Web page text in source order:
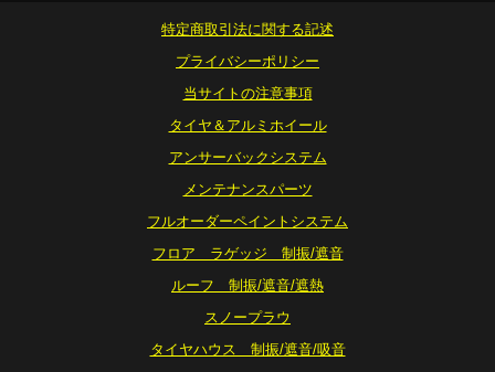
特定商取引法に関する記述
プライバシーポリシー
当サイトの注意事項
タイヤ＆アルミホイール
アンサーバックシステム
メンテナンスパーツ
フルオーダーペイントシステム
フロア ラゲッジ 制振/遮音
ルーフ 制振/遮音/遮熱
スノープラウ
タイヤハウス 制振/遮音/吸音